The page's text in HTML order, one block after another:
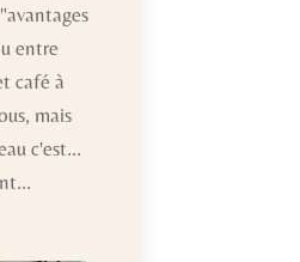
entre
café à
mais
c'est...